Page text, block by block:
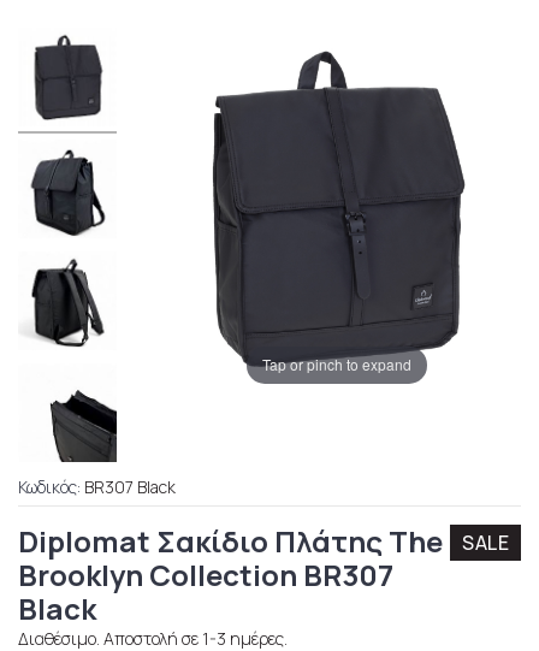
Tap or pinch to expand
Κωδικός: BR307 Black
Diplomat Σακίδιο Πλάτης The
Brooklyn Collection BR307
Black
SALE
Διαθέσιμο. Αποστολή σε 1-3 ημέρες.